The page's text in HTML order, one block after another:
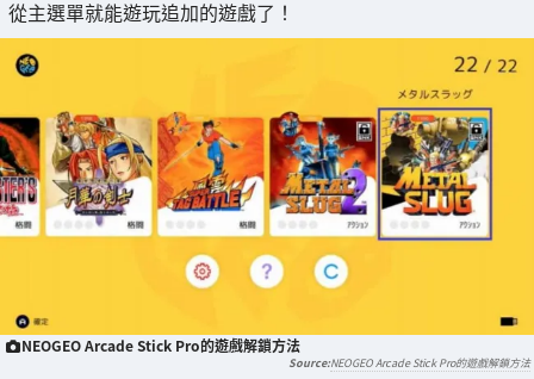
從主選單就能遊玩追加的遊戲了！
NEOGEO Arcade Stick Pro的遊戲解鎖方法
NEOGEO Arcade Stick Pro的遊戲解鎖方法